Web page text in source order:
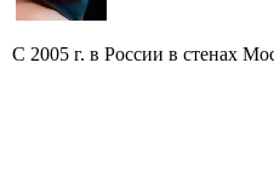
С 2005 г. в России в стенах